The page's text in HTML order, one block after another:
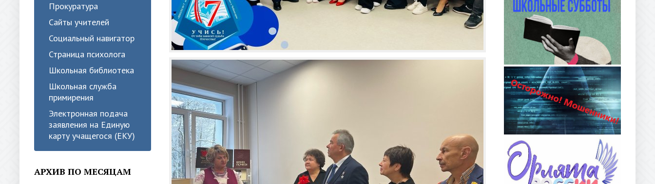
Прокуратура
Сайты учителей
Социальный навигатор
Страница психолога
Школьная библиотека
Школьная служба
примирения
Электронная подача
заявления на Единую
карту учащегося (ЕКУ)
АРХИВ ПО МЕСЯЦАМ